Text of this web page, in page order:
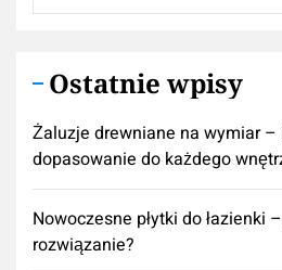
Ostatnie wpisy
Żaluzje drewniane na wymiar –
dopasowanie do każdego
Nowoczesne płytki do łazienki
rozwiązanie?